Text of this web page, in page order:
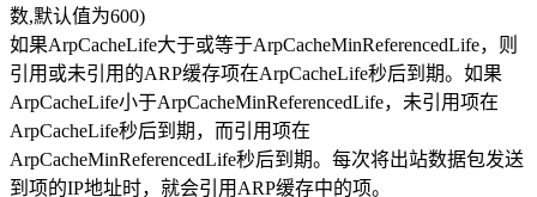
数,默认值为600)
如果ArpCacheLife大于或等于ArpCacheMinReferencedLife，则
引用或未引用的ARP缓存项在ArpCacheLife秒后到期。如果
ArpCacheLife小于ArpCacheMinReferencedLife，未引用项在
ArpCacheLife秒后到期，而引用项在
ArpCacheMinReferencedLife秒后到期。每次将出站数据包发送
到项的IP地址时，就会引用ARP缓存中的项。